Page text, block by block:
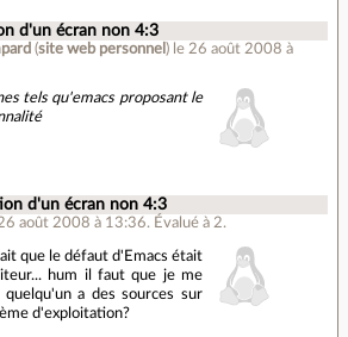
d'un écran non 4:3
(site web personnel ) le 26 août 2008 à
tels qu'emacs proposant le
d'un écran non 4:3
août 2008 à 13:36.Évalué à 2.
que le défaut d'Emacs était
hum il faut que je me
a des sources sur
d'exploitation?